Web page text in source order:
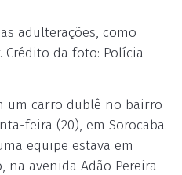
adulterações, como
da foto: Polícia
um carro dublê no bairro
feira (20), em Sorocaba.
equipe estava em
avenida Adão Pereira